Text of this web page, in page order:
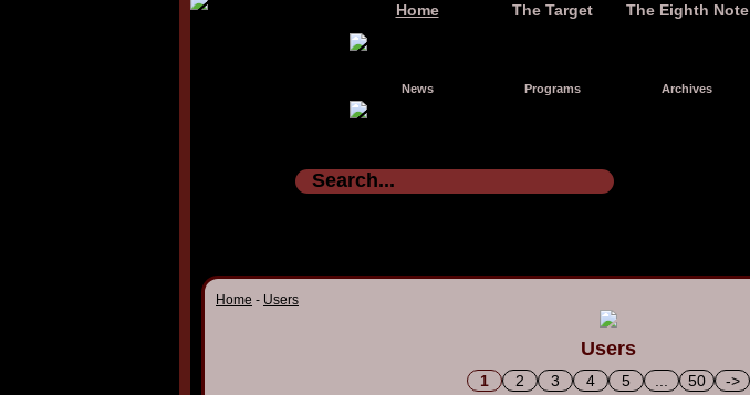
Home The Target The Eighth Note
News Programs Archives
Home - Users
Users
1 2 3 4 5 50 ->